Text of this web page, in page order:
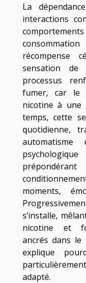
La
interactions
récompense
sensation
processus
fumer, car le
nicotine à une
temps, cette
quotidienne,
automatisme
moments,
s’installe,
nicotine et
ancrés dans le
explique
adapté.